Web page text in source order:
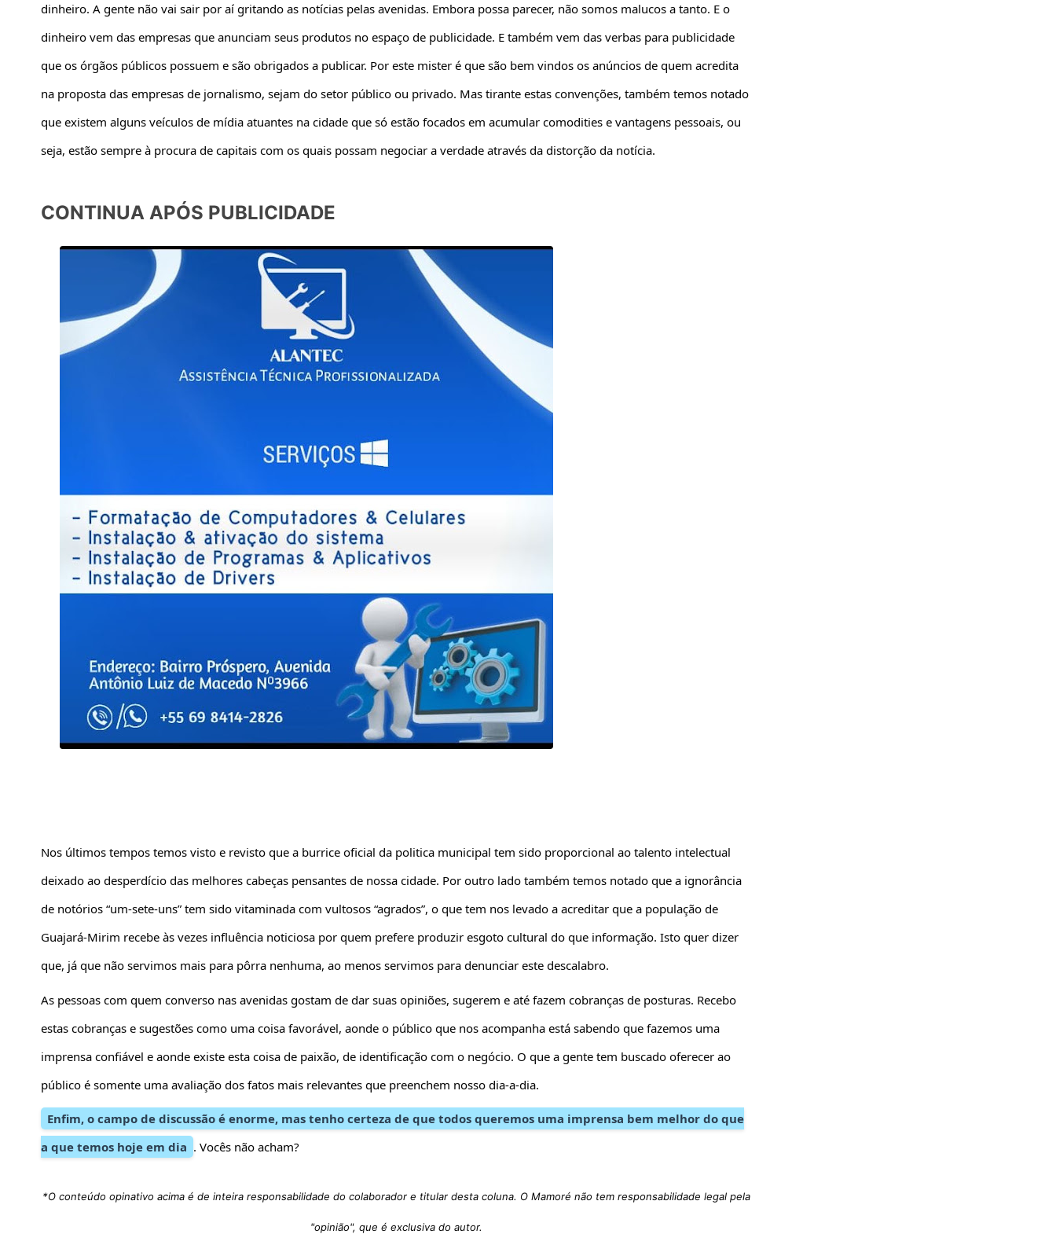
dinheiro. A gente não vai sair por aí gritando as notícias pelas avenidas. Embora possa parecer, não somos malucos a tanto. E o
dinheiro vem das empresas que anunciam seus produtos no espaço de publicidade. E também vem das verbas para publicidade
que os órgãos públicos possuem e são obrigados a publicar. Por este mister é que são bem vindos os anúncios de quem acredita
na proposta das empresas de jornalismo, sejam do setor público ou privado. Mas tirante estas convenções, também temos notado
que existem alguns veículos de mídia atuantes na cidade que só estão focados em acumular comodities e vantagens pessoais, ou
seja, estão sempre à procura de capitais com os quais possam negociar a verdade através da distorção da notícia.
CONTINUA APÓS PUBLICIDADE
Nos últimos tempos temos visto e revisto que a burrice oficial da politica municipal tem sido proporcional ao talento intelectual
deixado ao desperdício das melhores cabeças pensantes de nossa cidade. Por outro lado também temos notado que a ignorância
de notórios “um-sete-uns” tem sido vitaminada com vultosos “agrados”, o que tem nos levado a acreditar que a população de
Guajará-Mirim recebe às vezes influência noticiosa por quem prefere produzir esgoto cultural do que informação. Isto quer dizer
que, já que não servimos mais para pôrra nenhuma, ao menos servimos para denunciar este descalabro.
As pessoas com quem converso nas avenidas gostam de dar suas opiniões, sugerem e até fazem cobranças de posturas. Recebo
estas cobranças e sugestões como uma coisa favorável, aonde o público que nos acompanha está sabendo que fazemos uma
imprensa confiável e aonde existe esta coisa de paixão, de identificação com o negócio. O que a gente tem buscado oferecer ao
público é somente uma avaliação dos fatos mais relevantes que preenchem nosso dia-a-dia.
Enfim, o campo de discussão é enorme, mas tenho certeza de que todos queremos uma imprensa bem melhor do que
a que temos hoje em dia . Vocês não acham?
*O conteúdo opinativo acima é de inteira responsabilidade do colaborador e titular desta coluna. O Mamoré não tem responsabilidade legal pela
"opinião", que é exclusiva do autor.